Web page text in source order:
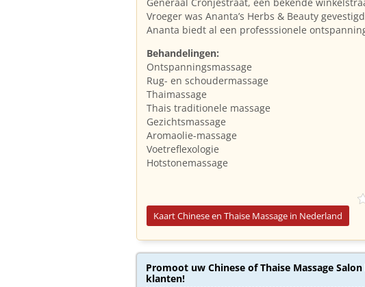
Vroeger was Ananta’s Herbs & Beauty
Ananta biedt al een professsionele
Behandelingen:
Ontspanningsmassage
Rug- en schoudermassage
Thaimassage
Thais traditionele massage
Gezichtsmassage
Aromaolie-massage
Voetreflexologie
Hotstonemassage
Kaart Chinese en Thaise Massage in Nederland
Promoot uw Chinese of Thaise Massage
klanten!